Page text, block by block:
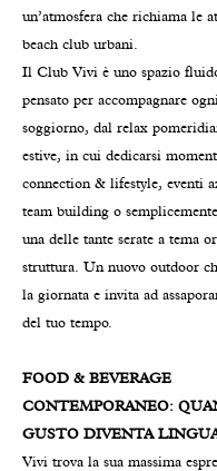
un’atmosfera che richiama le
beach club urbani.
Il Club Vivi è uno spazio
pensato per accompagnare
soggiorno, dal relax
estive, in cui dedicarsi
connection & lifestyle, eventi
team building o
una delle tante serate a tema
struttura. Un nuovo outdoor
la giornata e invita ad
del tuo tempo.
FOOD & BEVERAGE
CONTEMPORANEO:
GUSTO DIVENTA
Vivi trova la sua massima